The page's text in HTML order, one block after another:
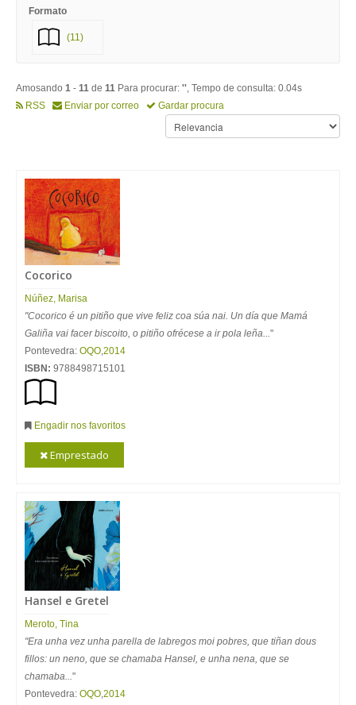
Formato
(11)
Amosando 1 - 11 de 11 Para procurar: '', Tempo de consulta: 0.04s
RSS
Enviar por correo Gardar procura
Cocorico
Núñez, Marisa
"Cocorico é un pitiño que vive feliz coa súa nai. Un día que Mamá
Galiña vai facer biscoito, o pitiño ofrécese a ir pola leña..."
Pontevedra: OQO,2014
ISBN: 9788498715101
Engadir nos favoritos
Emprestado
Hansel e Gretel
Meroto, Tina
"Era unha vez unha parella de labregos moi pobres, que tiñan dous
fillos: un neno, que se chamaba Hansel, e unha nena, que se
chamaba..."
Pontevedra: OQO,2014